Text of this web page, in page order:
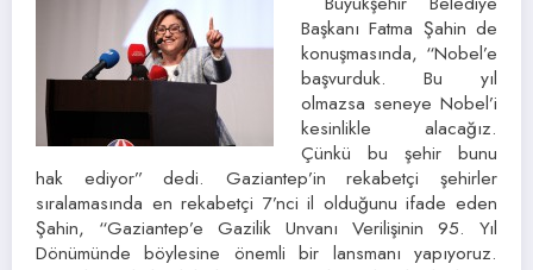
Başkanı Fatma Şahin de
konuşmasında, “Nobel’e
başvurduk. Bu yıl
olmazsa seneye Nobel’i
kesinlikle alacağız.
Çünkü bu şehir bunu
hak ediyor” dedi. Gaziantep’in rekabetçi şehirler
sıralamasında en rekabetçi 7’nci il olduğunu ifade eden
Şahin, “Gaziantep’e Gazilik Unvanı Verilişinin 95. Yıl
Dönümünde böylesine önemli bir lansmanı yapıyoruz.